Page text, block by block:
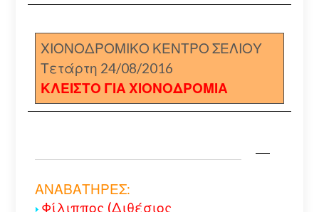
ΧΙΟΝΟΔΡΟΜΙΚΟ ΚΕΝΤΡΟ ΣΕΛΙΟΥ
Τετάρτη 24/08/2016
ΚΛΕΙΣΤΟ ΓΙΑ ΧΙΟΝΟΔΡΟΜΙΑ
ΑΝΑΒΑΤΗΡΕΣ:
Φίλιππος (Διθέσιος